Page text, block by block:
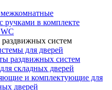
ручками в комплекте
систем
для дверей
раздвижных систем
складных дверей
и комплектующие для
дверей